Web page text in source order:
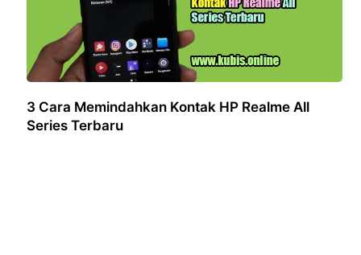
3 Cara Memindahkan Kontak HP Realme All
Series Terbaru